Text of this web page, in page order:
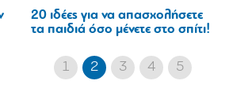
20 ιδέες για να απασχολήσετε
τα παιδιά όσο μένετε στο σπίτι!
1 2 3 4 5